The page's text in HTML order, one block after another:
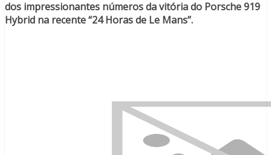
dos impressionantes números da vitória do Porsche 919
Hybrid na recente “24 Horas de Le Mans”.